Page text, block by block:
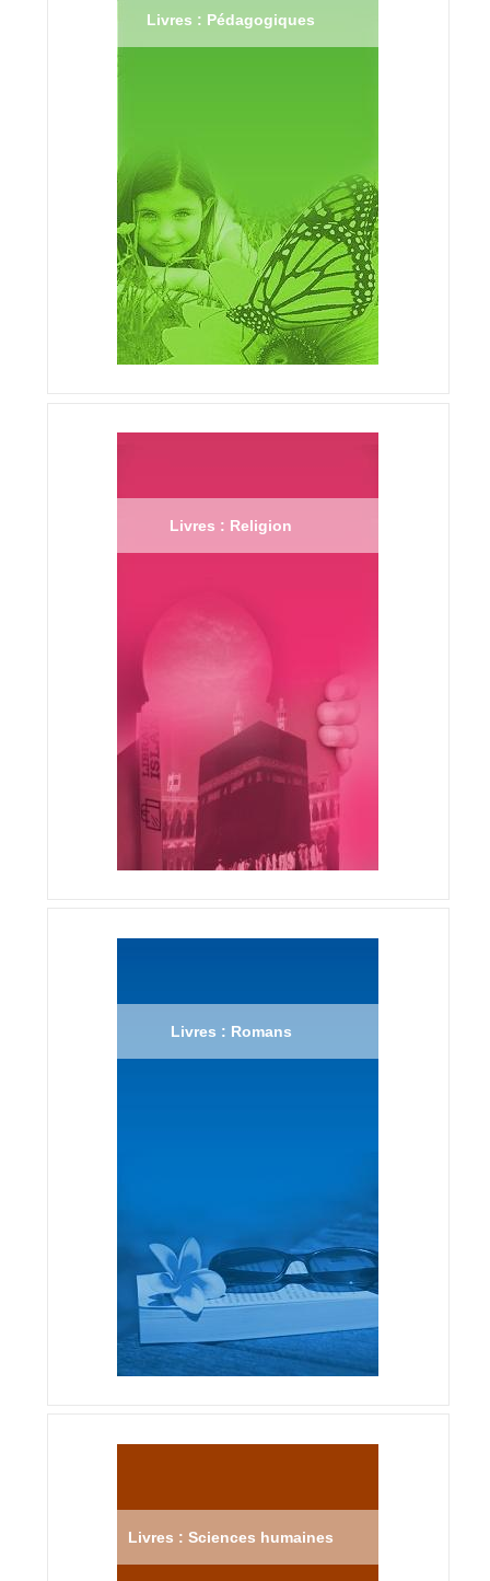
Livres : Pédagogiques
Livres : Religion
Livres : Romans
Livres : Sciences humaines